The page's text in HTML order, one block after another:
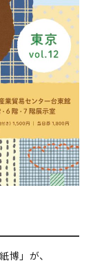
博」が、